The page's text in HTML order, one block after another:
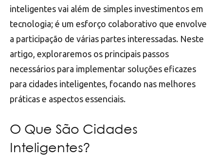
inteligentes vai além de simples investimentos em
tecnologia; é um esforço colaborativo que envolve
a participação de várias partes interessadas. Neste
artigo, exploraremos os principais passos
necessários para implementar soluções eficazes
para cidades inteligentes, focando nas melhores
práticas e aspectos essenciais.
O Que São Cidades
Inteligentes?